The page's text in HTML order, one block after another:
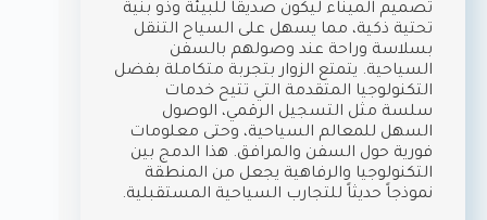
تصميم الميناء ليكون صديقاً للبيئة وذو بنية
تحتية ذكية، مما يسهل على السياح التنقل
بسلاسة وراحة عند وصولهم بالسفن
السياحية. يتمتع الزوار بتجربة متكاملة بفضل
التكنولوجيا المتقدمة التي تتيح خدمات
سلسة مثل التسجيل الرقمي، الوصول
السهل للمعالم السياحية، وحتى معلومات
فورية حول السفن والمرافق. هذا الدمج بين
التكنولوجيا والرفاهية يجعل من المنطقة
نموذجاً حديثاً للتجارب السياحية المستقبلية.